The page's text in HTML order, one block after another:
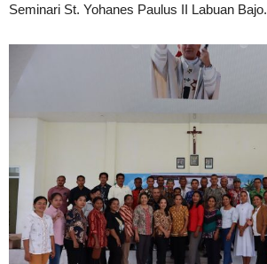
Seminari St. Yohanes Paulus II Labuan Bajo.